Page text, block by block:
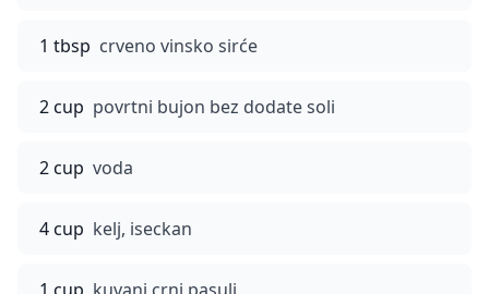
1 tbsp crveno vinsko sirće
2 cup povrtni bujon bez dodate soli
2 cup voda
4 cup kelj, iseckan